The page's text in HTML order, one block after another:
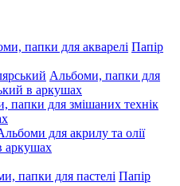
папки для акварелі Папір
Альбоми, папки для
в аркушах
папки для змішаних технік
для акрилу та олії
аркушах
папки для пастелі Папір